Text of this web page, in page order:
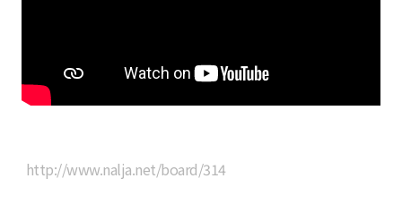
http://www.nalja.net/board/314